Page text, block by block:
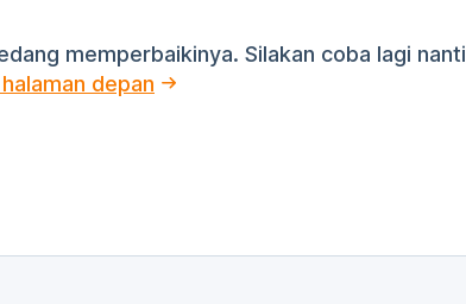
memperbaikinya. Silakan coba lagi
depan